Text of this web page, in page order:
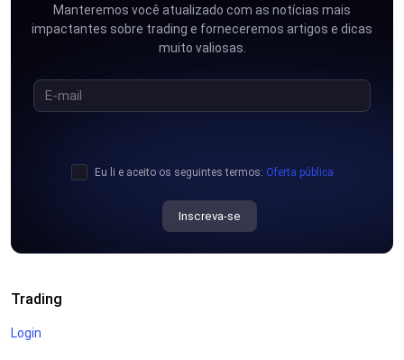
Manteremos você atualizado com as notícias mais
impactantes sobre trading e forneceremos artigos e dicas
muito valiosas.
Inscreva-se
Eu li e aceito os seguintes termos: Oferta pública
Trading
Login